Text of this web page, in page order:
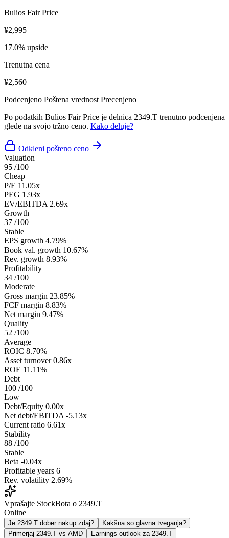
Bulios Fair Price
¥2,995
17.0% upside
Trenutna cena
¥2,560
Podcenjeno Poštena vrednost Precenjeno
Po podatkih Bulios Fair Price je delnica 2349.T trenutno podcenjena
glede na svojo tržno ceno. Kako deluje?
Odkleni pošteno ceno
Valuation
95 /100
Cheap
P/E 11.05x
PEG 1.93x
EV/EBITDA 2.69x
Growth
37 /100
Stable
EPS growth 4.79%
Book val. growth 10.67%
Rev. growth 8.93%
Profitability
34 /100
Moderate
Gross margin 23.85%
FCF margin 8.83%
Net margin 9.47%
Quality
52 /100
Average
ROIC 8.70%
Asset turnover 0.86x
ROE 11.11%
Debt
100 /100
Low
Debt/Equity 0.00x
Net debt/EBITDA -5.13x
Current ratio 6.61x
Stability
88 /100
Stable
Beta -0.04x
Profitable years 6
Rev. volatility 2.69%
Vprašajte StockBota o 2349.T
Online
Je 2349.T dober nakup zdaj?
Kakšna so glavna tveganja?
Primerjaj 2349.T vs AMD
Earnings outlook za 2349.T